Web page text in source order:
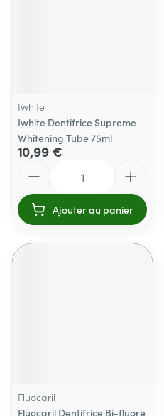
Iwhite
Iwhite Dentifrice Supreme
Whitening Tube 75ml
10,99 €
Ajouter au panier
Fluocaril
Fluocaril Dentifrice Bi-fluore